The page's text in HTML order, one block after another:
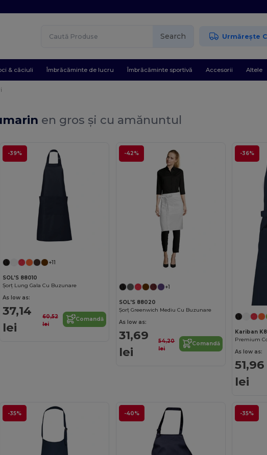
Search Urmărește
& căciuli Îmbrăcăminte de lucru Îmbrăcăminte sportivă Accesorii Altele
en gros și cu amănuntul
-39%
+11
SOL'S 88010
Șorț Lung Gala Cu Buzunare
As low as:
37,14
lei
60,52
lei
Comandă
-42%
+1
SOL'S 88020
Șorț Greenwich Mediu Cu Buzunare
As low as:
31,69
lei
54,20
lei
Comandă
-36%
Kariban
As low as:
51,96
lei
-35% -40% -35%